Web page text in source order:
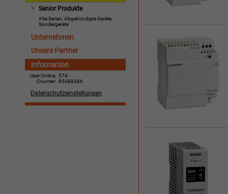
Senior Produkte
Alte Serien, Abgekündigte Geräte,
Sondergeräte
Unternehmen
Unsere Partner
Information
User Online: 574
Counter: 85488486
Datenschutzeinstellungen